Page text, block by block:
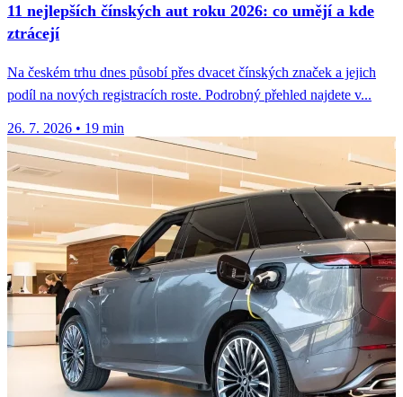
11 nejlepších čínských aut roku 2026: co umějí a kde
ztrácejí
Na českém trhu dnes působí přes dvacet čínských značek a jejich
podíl na nových registracích roste. Podrobný přehled najdete v...
26. 7. 2026 • 19 min